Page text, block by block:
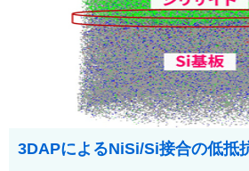
3DAPによるNiSi/Si接合の低抵